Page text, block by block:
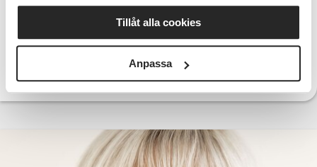
Tillåt alla cookies
Anpassa
Telefon:
0704-31 39 12
therese.froberg@sv.se